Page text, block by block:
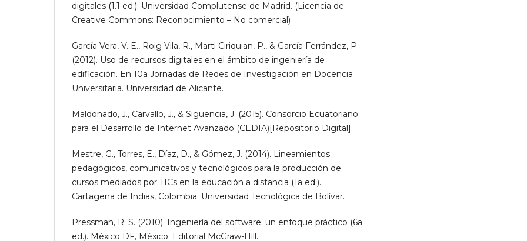
digitales (1.1 ed.). Universidad Complutense de Madrid. (Licencia de
Creative Commons: Reconocimiento – No comercial)
García Vera, V. E., Roig Vila, R., Marti Ciriquian, P., & García Ferrández, P.
(2012). Uso de recursos digitales en el ámbito de ingeniería de
edificación. En 10a Jornadas de Redes de Investigación en Docencia
Universitaria. Universidad de Alicante.
Maldonado, J., Carvallo, J., & Siguencia, J. (2015). Consorcio Ecuatoriano
para el Desarrollo de Internet Avanzado (CEDIA)[Repositorio Digital].
Mestre, G., Torres, E., Díaz, D., & Gómez, J. (2014). Lineamientos
pedagógicos, comunicativos y tecnológicos para la producción de
cursos mediados por TICs en la educación a distancia (1a ed.).
Cartagena de Indias, Colombia: Universidad Tecnológica de Bolívar.
Pressman, R. S. (2010). Ingeniería del software: un enfoque práctico (6a
ed.). México DF, México: Editorial McGraw-Hill.